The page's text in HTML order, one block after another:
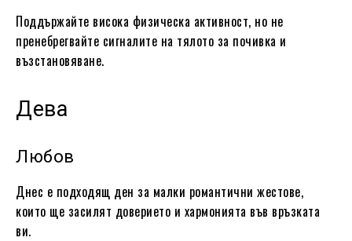
Поддържайте висока физическа активност, но не
пренебрегвайте сигналите на тялото за почивка и
възстановяване.
Дева
Любов
Днес е подходящ ден за малки романтични жестове,
които ще засилят доверието и хармонията във връзката
ви.